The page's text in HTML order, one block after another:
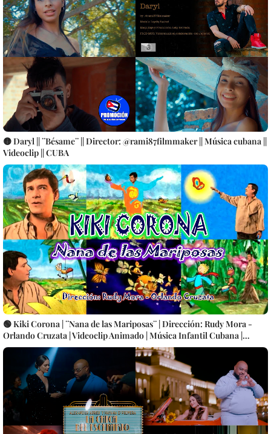
🟡 Daryl || ¨Bésame¨ || Director: @rami87filmmaker || Música cubana ||
Videoclip || CUBA
🟢 Kiki Corona | ¨Nana de las Mariposas¨ | Dirección: Rudy Mora -
Orlando Cruzata | Videoclip Animado | Música Infantil Cubana |
Artistas Cubanos | Canción | CUBA